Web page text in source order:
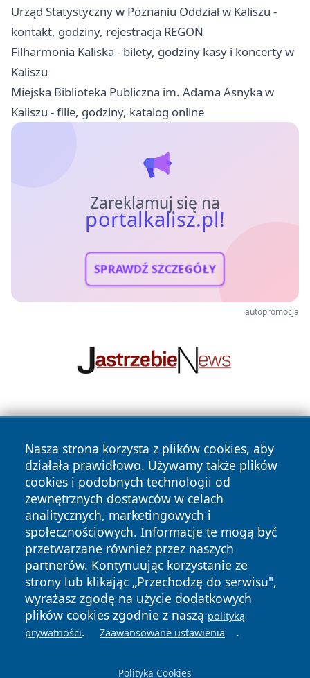
Urząd Statystyczny w Poznaniu Oddział w Kaliszu -
kontakt, godziny, rejestracja REGON
Filharmonia Kaliska - bilety, godziny kasy i koncerty w
Kaliszu
Miejska Biblioteka Publiczna im. Adama Asnyka w
Kaliszu - filie, godziny, katalog online
Zareklamuj się na
portalkalisz.pl!
SPRAWDŹ SZCZEGÓŁY
autopromocja
Nasza strona korzysta z plików cookies, aby
działała prawidłowo. Używamy także plików
cookies i podobnych technologii od
zewnętrznych dostawców w celach
analitycznych, marketingowych i
społecznościowych. Informacje te mogą być
przetwarzane również przez naszych
partnerów. Kontynuując korzystanie ze
strony lub klikając „Przechodzę do serwisu",
wyrażasz zgodę na użycie dodatkowych
plików cookies zgodnie z naszą polityką
prywatności. Zaawansowane ustawienia .
Polityka Cookies
Copyright © 2026 portalkalisz.pl Wszystkie prawa
zastrzeżone.
News Autorzy
Polityka
Prywatności
Polityka
Cookies